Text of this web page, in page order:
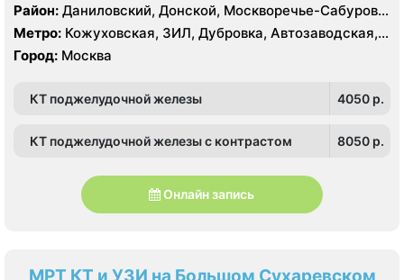
Район: Даниловский, Донской, Москворечье-Сабурово,
Нагатино-Садовники, Нагатинский Затон, Нагорный
Метро: Кожуховская, ЗИЛ, Дубровка, Автозаводская,
Нагатинская, Технопарк, Тульская, Угрешская
Город: Москва
КТ поджелудочной железы 4050 p.
КТ поджелудочной железы с контрастом 8050 p.
Онлайн запись
МРТ КТ и УЗИ на Большом Сухаревском